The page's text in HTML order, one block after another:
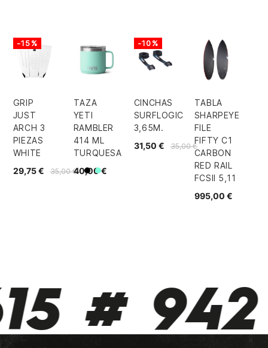
GRIP
JUST
ARCH 3
PIEZAS
WHITE
35,00 €
29,75 €
-15%
TAZA
YETI
RAMBLER
414 ML
TURQUESA
40,00 €
Negro
Mint
CINCHAS
SURFLOGIC
3,65M.
35,00 €
31,50 €
-10%
TABLA
SHARPEYE
FILE
FIFTY C1
CARBON
RED RAIL
FCSII 5,11
995,00 €
# 942